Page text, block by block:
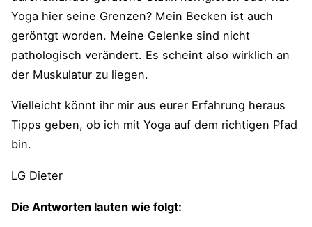
Yoga hier seine Grenzen? Mein Becken ist auch
geröntgt worden. Meine Gelenke sind nicht
pathologisch verändert. Es scheint also wirklich an
der Muskulatur zu liegen.
Vielleicht könnt ihr mir aus eurer Erfahrung heraus
Tipps geben, ob ich mit Yoga auf dem richtigen Pfad
bin.
LG Dieter
Die Antworten lauten wie folgt: